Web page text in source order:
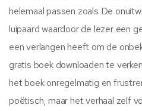
helemaal passen zoals De
luipaard waardoor de lezer een
een verlangen heeft om de
gratis boek downloaden te
het boek onregelmatig en
poëtisch, maar het verhaal zelf